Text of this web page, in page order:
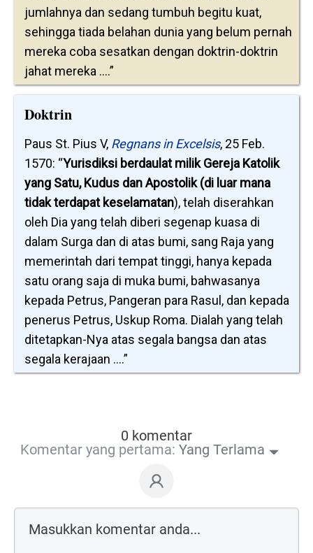
jumlahnya dan sedang tumbuh begitu kuat,
sehingga tiada belahan dunia yang belum pernah
mereka coba sesatkan dengan doktrin-doktrin
jahat mereka ....”
Doktrin
Paus St. Pius V, Regnans in Excelsis, 25 Feb.
1570: “Yurisdiksi berdaulat milik Gereja Katolik
yang Satu, Kudus dan Apostolik (di luar mana
tidak terdapat keselamatan), telah diserahkan
oleh Dia yang telah diberi segenap kuasa di
dalam Surga dan di atas bumi, sang Raja yang
memerintah dari tempat tinggi, hanya kepada
satu orang saja di muka bumi, bahwasanya
kepada Petrus, Pangeran para Rasul, dan kepada
penerus Petrus, Uskup Roma. Dialah yang telah
ditetapkan-Nya atas segala bangsa dan atas
segala kerajaan ....”
0 komentar
Komentar yang pertama: Yang Terlama